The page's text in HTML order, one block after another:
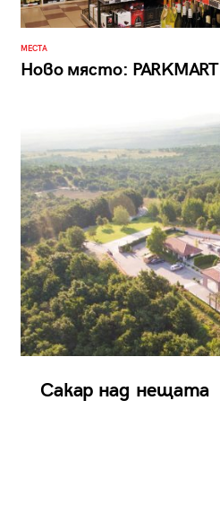
МЕСТА
Ново място: PARKMART
Сакар над нещата